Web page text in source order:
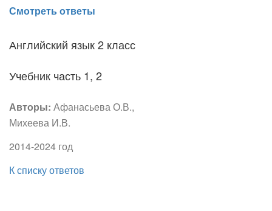
Смотреть ответы
Английский язык 2 класс
Учебник часть 1, 2
Авторы: Афанасьева О.В.,
Михеева И.В.
2014-2024 год
К списку ответов